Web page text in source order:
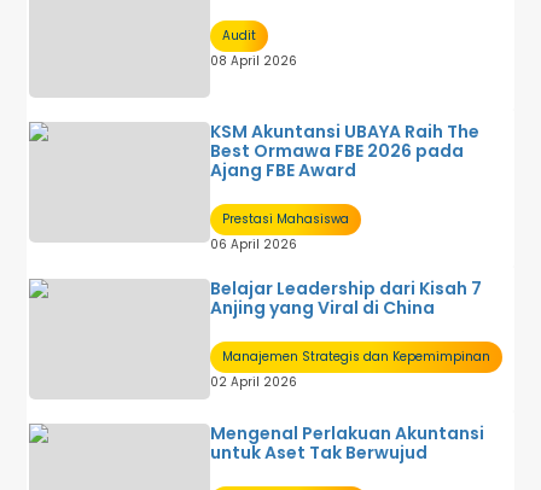
Audit
08 April 2026
KSM Akuntansi UBAYA Raih The
Best Ormawa FBE 2026 pada
Ajang FBE Award
Prestasi Mahasiswa
06 April 2026
Belajar Leadership dari Kisah 7
Anjing yang Viral di China
Manajemen Strategis dan Kepemimpinan
02 April 2026
Mengenal Perlakuan Akuntansi
untuk Aset Tak Berwujud